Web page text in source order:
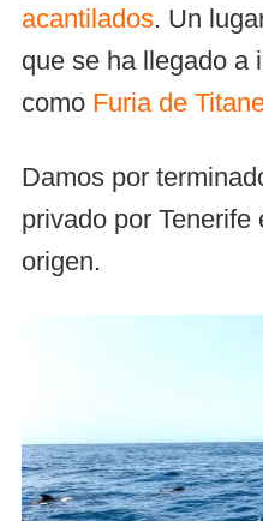
acantilados. Un
que se ha llegado a
como Furia de
Damos por
privado por
origen.